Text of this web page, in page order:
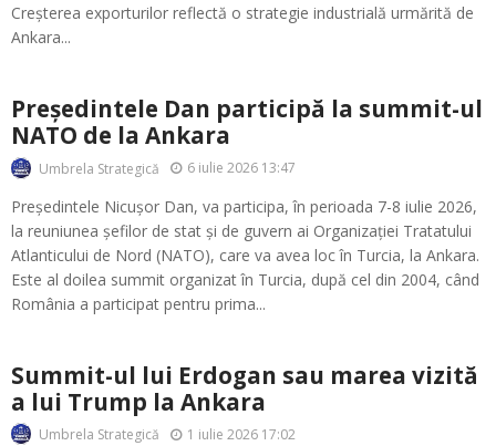
Creșterea exporturilor reflectă o strategie industrială urmărită de
Ankara...
Președintele Dan participă la summit-ul
NATO de la Ankara
Umbrela Strategică 6 iulie 2026 13:47
Președintele Nicușor Dan, va participa, în perioada 7-8 iulie 2026,
la reuniunea șefilor de stat și de guvern ai Organizației Tratatului
Atlanticului de Nord (NATO), care va avea loc în Turcia, la Ankara.
Este al doilea summit organizat în Turcia, după cel din 2004, când
România a participat pentru prima...
Summit-ul lui Erdogan sau marea vizită
a lui Trump la Ankara
Umbrela Strategică 1 iulie 2026 17:02